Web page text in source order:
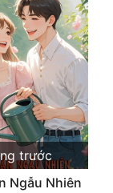
trước
Ngẫu Nhiên